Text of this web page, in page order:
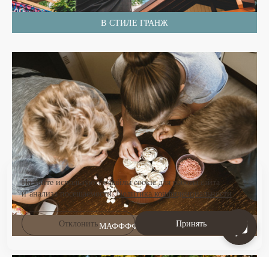
В СТИЛЕ ГРАНЖ
МАФФФФФФИНЫ
На сайте используются файлы cookie для работы сайта
и анализа посещаемости.Политика конфиденциальности
Отклонить Принять